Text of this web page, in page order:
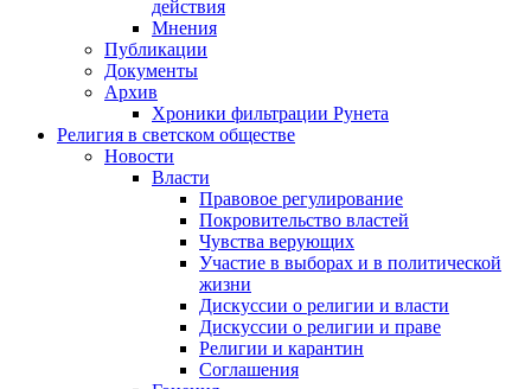
действия
Мнения
Публикации
Документы
Архив
Хроники фильтрации Рунета
Религия в светском обществе
Новости
Власти
Правовое регулирование
Покровительство властей
Чувства верующих
Участие в выборах и в политической
жизни
Дискуссии о религии и власти
Дискуссии о религии и праве
Религии и карантин
Соглашения